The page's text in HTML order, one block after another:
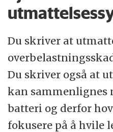
Du skriver at
Du skriver også at
kan sammenlignes
batteri og derfor
fokusere på å hvile